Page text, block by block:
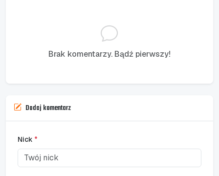
Brak komentarzy. Bądź pierwszy!
Dodaj komentarz
Nick *